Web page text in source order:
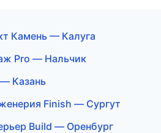
Камень — Калуга
Pro — Нальчик
Казань
Finish — Сургут
Build — Оренбург